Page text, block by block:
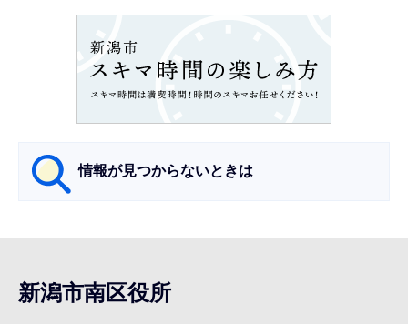
情報が見つからないときは
ナ
ビ
新潟市南区役所